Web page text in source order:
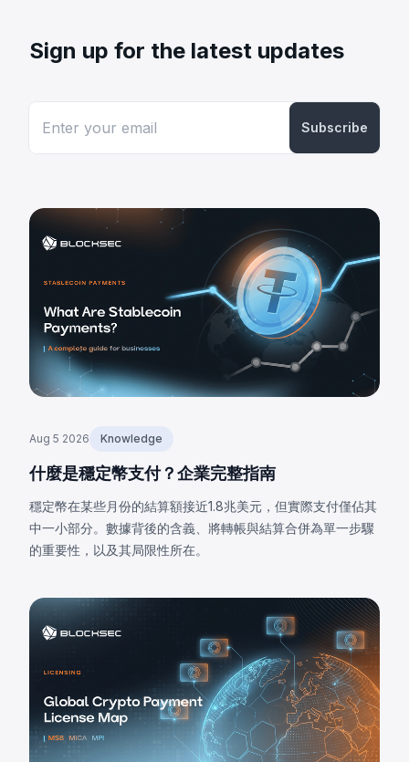
Sign up for the latest updates
Subscribe
Aug 5 2026 Knowledge
什麼是穩定幣支付？企業完整指南
穩定幣在某些月份的結算額接近1.8兆美元，但實際支付僅佔其
中一小部分。數據背後的含義、將轉帳與結算合併為單一步驟
的重要性，以及其局限性所在。